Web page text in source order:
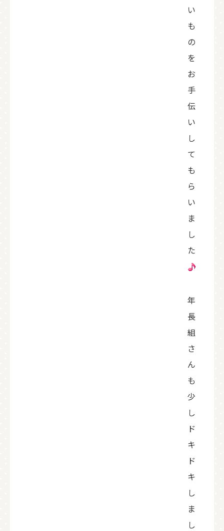
い
も
の
を
お
手
伝
い
し
て
も
ら
い
ま
し
た
年
長
組
さ
ん
も
少
し
ド
キ
ド
キ
し
ま
し